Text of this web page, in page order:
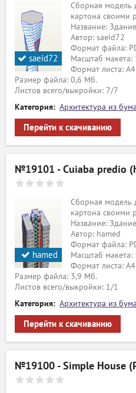
saeid72
Сборная модель
картона своими
Название:
Автор: saeid72
Формат файла:
Масштаб макета:
Формат листа: А4
Размер файла: 0,6 Мб.
Листов всего/выкройки: 7/7
Категория: Архитектура из
Перейти к скачиванию
№19101 - Cuiaba predio
hamed
Сборная модель
картона своими
Название:
Автор: hamed
Формат файла:
Масштаб макета:
Формат листа: А4
Размер файла: 3,9 Мб.
Листов всего/выкройки: 1/1
Категория: Архитектура из
Перейти к скачиванию
№19100 - Simple House